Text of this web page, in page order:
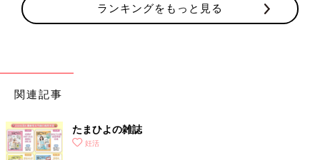
ランキングをもっと見る
関連記事
たまひよの雑誌
妊活